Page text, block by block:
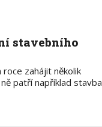
stavebního
zahájit několik
patří například stavba